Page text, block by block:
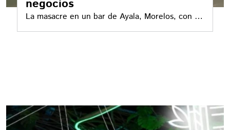
negocios
La masacre en un bar de Ayala, Morelos, con 8
muertos, abrió nuevas dudas luego de